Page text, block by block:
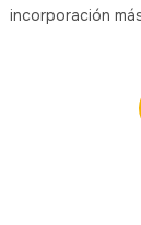
incorporación